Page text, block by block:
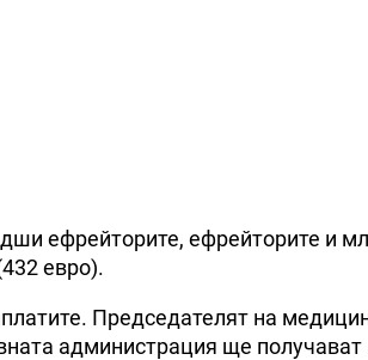
ефрейторите, ефрейторите и
евро).
Председателят на
администрация ще